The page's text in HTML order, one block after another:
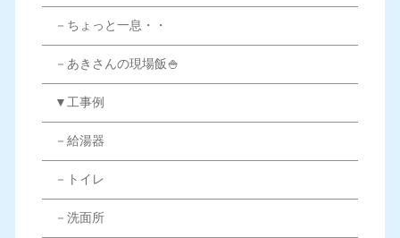
－ちょっと一息・・
－あきさんの現場飯🍚
▼工事例
－給湯器
－トイレ
－洗面所